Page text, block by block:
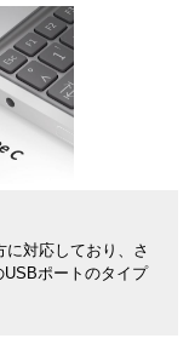
対応しており、さ
USBポートのタイプ